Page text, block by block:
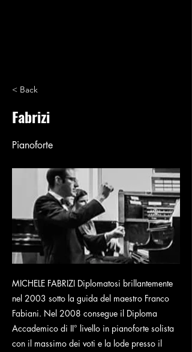
< Back
Fabrizi
Pianoforte
MICHELE FABRIZI Diplomatosi brillantemente
nel 2003 sotto la guida del maestro Franco
Fabiani. Nel 2008 consegue il Diploma
Accademico di II° livello in pianoforte solista
con il massimo dei voti e la lode presso il